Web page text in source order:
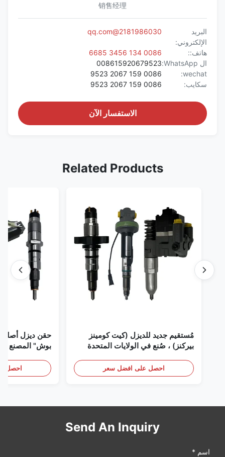
销售经理
البريد
الإلكتروني:
2181986030@qq.com
هاتف::
0086 134 3456 6685
ال WhatsApp:
008615920679523
wechat:
0086 159 2067 9523
سكايب:
0086 159 2067 9523
الاستفسار الآن
Related Products
مُستقيم جديد للديزل (كيت كومينز
بيركنز) ، صُنع في الولايات المتحدة
(بيركنز) ، كل شيء جديد
احصل على افضل سعر
حقن ديزل
بوش" المصنع في
احصل
Send An Inquiry
اسم *